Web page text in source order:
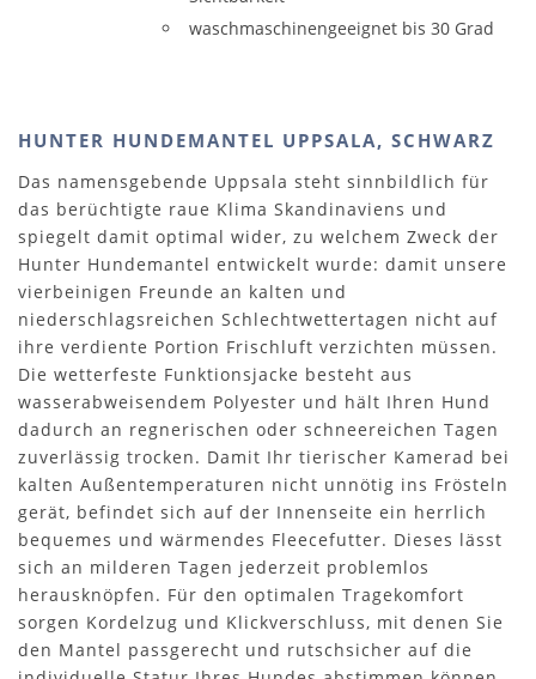
waschmaschinengeeignet bis 30 Grad
HUNTER HUNDEMANTEL UPPSALA, SCHWARZ
Das namensgebende Uppsala steht sinnbildlich für
das berüchtigte raue Klima Skandinaviens und
spiegelt damit optimal wider, zu welchem Zweck der
Hunter Hundemantel entwickelt wurde: damit unsere
vierbeinigen Freunde an kalten und
niederschlagsreichen Schlechtwettertagen nicht auf
ihre verdiente Portion Frischluft verzichten müssen.
Die wetterfeste Funktionsjacke besteht aus
wasserabweisendem Polyester und hält Ihren Hund
dadurch an regnerischen oder schneereichen Tagen
zuverlässig trocken. Damit Ihr tierischer Kamerad bei
kalten Außentemperaturen nicht unnötig ins Frösteln
gerät, befindet sich auf der Innenseite ein herrlich
bequemes und wärmendes Fleecefutter. Dieses lässt
sich an milderen Tagen jederzeit problemlos
herausknöpfen. Für den optimalen Tragekomfort
sorgen Kordelzug und Klickverschluss, mit denen Sie
den Mantel passgerecht und rutschsicher auf die